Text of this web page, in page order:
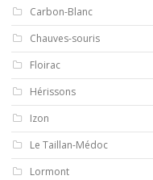
Carbon-Blanc
Chauves-souris
Floirac
Hérissons
Izon
Le Taillan-Médoc
Lormont